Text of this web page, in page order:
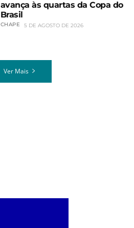
avança às quartas da Copa do
Brasil
CHAPE 5 DE AGOSTO DE 2026
Ver Mais